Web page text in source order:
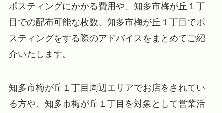
ポスティングにかかる費用や、知多市梅が丘１丁
目での配布可能な枚数、知多市梅が丘１丁目でポ
スティングをする際のアドバイスをまとめてご紹
介いたします。
知多市梅が丘１丁目周辺エリアでお店をされてい
る方や、知多市梅が丘１丁目を対象として営業活